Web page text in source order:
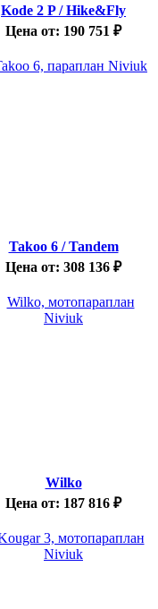
Kode 2 P / Hike&Fly
Цена от: 190 751 ₽
Takoo 6 / Tandem
Цена от: 308 136 ₽
Wilko
Цена от: 187 816 ₽